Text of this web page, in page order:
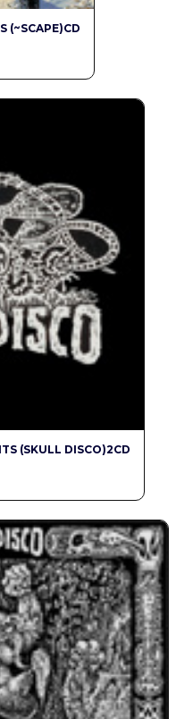
(~SCAPE)CD
(SKULL DISCO)2CD